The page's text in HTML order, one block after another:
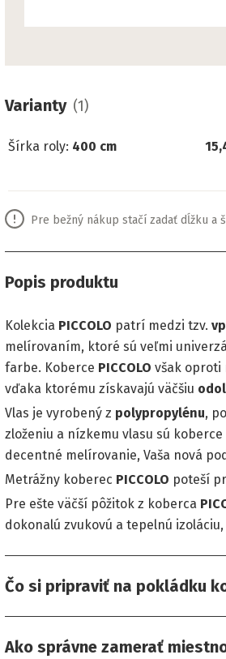
Varianty (1)
Šírka roly: 400 cm
Pre bežný nákup stačí zadať dĺžku a
Popis produktu
Kolekcia PICCOLO patrí medzi tzv.
melírovaním, ktoré sú veľmi
farbe. Koberce PICCOLO však oproti
vďaka ktorému získavajú väčšiu
Vlas je vyrobený z polypropylénu,
zloženiu a nízkemu vlasu sú koberce
decentné melírovanie, Vaša nová
Metrážny koberec PICCOLO poteší
Pre ešte väčší pôžitok z koberca
dokonalú zvukovú a tepelnú
Čo si pripraviť na pokládku
Ako správne zamerať